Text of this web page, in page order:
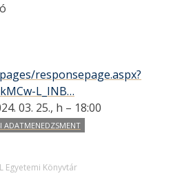
responsepage.aspx?
L_INB…
03. 25., h – 18:00
ADATMENEDZSMENT
Egyetemi Könyvtár